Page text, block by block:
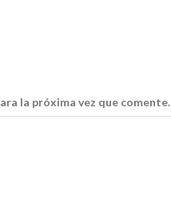
la próxima vez que comente.